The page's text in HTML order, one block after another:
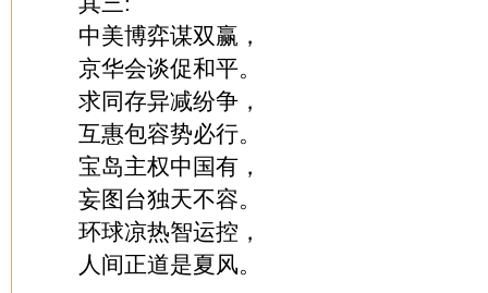
中美博弈谋双赢，
京华会谈促和平。
求同存异减纷争，
互惠包容势必行。
宝岛主权中国有，
妄图台独天不容。
环球凉热智运控，
人间正道是夏风。